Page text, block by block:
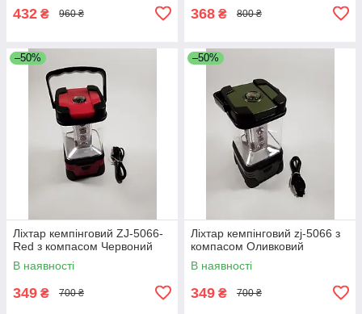
432 ₴ 960 ₴ 368 ₴ 800 ₴
–50%
Ліхтар кемпінговий ZJ-5066-
Red з компасом Червоний
В наявності
349 ₴ 700 ₴
–50%
Ліхтар кемпінговий zj-5066 з
компасом Оливковий
В наявності
349 ₴ 700 ₴